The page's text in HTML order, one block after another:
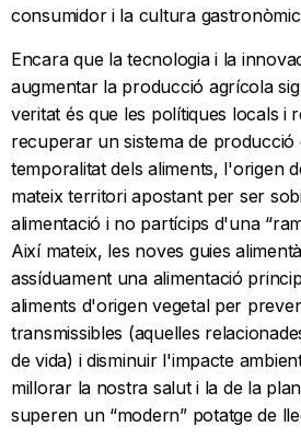
consumidor i la cultura
Encara que la tecnologia i la
augmentar la producció agrícola
veritat és que les polítiques locals i
recuperar un sistema de producció
temporalitat dels aliments, l'origen
mateix territori apostant per ser
alimentació i no partícips d'una
Així mateix, les noves guies
assíduament una alimentació
aliments d'origen vegetal per
transmissibles (aquelles
de vida) i disminuir l'impacte
millorar la nostra salut i la de la
superen un “modern” potatge de